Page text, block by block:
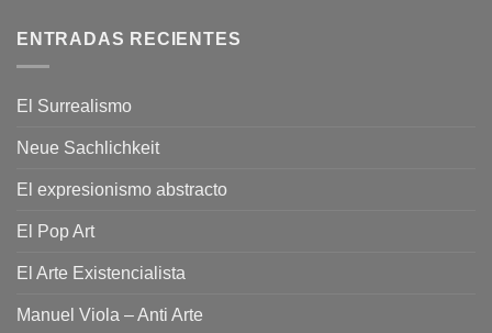
ENTRADAS RECIENTES
El Surrealismo
Neue Sachlichkeit
El expresionismo abstracto
El Pop Art
El Arte Existencialista
Manuel Viola – Anti Arte